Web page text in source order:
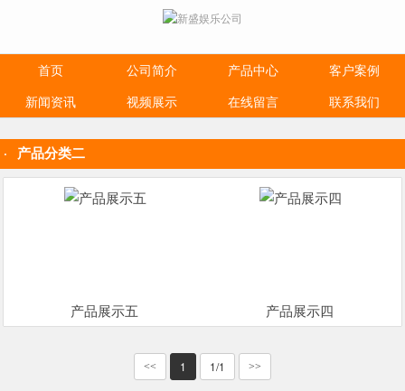
首页 公司简介 产品中心
客户案例
新闻资讯
视频展示 在线留言 联系我们
产品分类二
产品展示五 产品展示四
<< 1 1/1 >>